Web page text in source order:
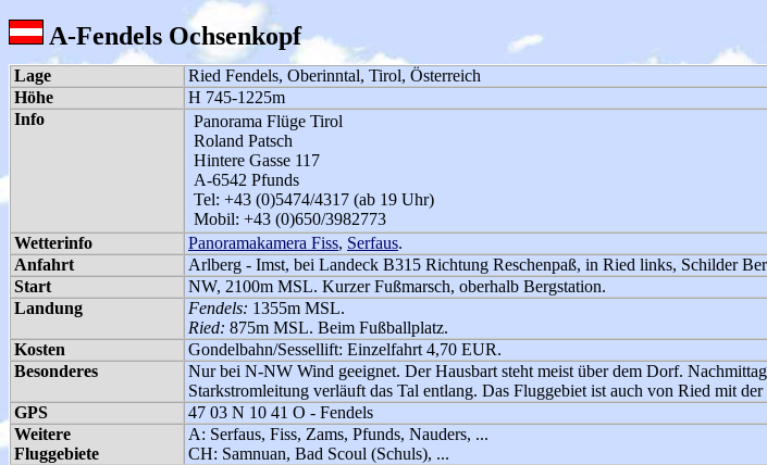
A-Fendels Ochsenkopf
Lage
Ried Fendels, Oberinntal, Tirol, Österreich
Höhe
H 745-1225m
Info
Panorama Flüge Tirol
Roland Patsch
Hintere Gasse 117
A-6542 Pfunds
Tel: +43 (0)5474/4317 (ab 19 Uhr)
Mobil: +43 (0)650/3982773
Wetterinfo Panoramakamera Fiss, Serfaus.
Anfahrt
Arlberg - Imst, bei Landeck B315 Richtung Reschenpaß, in Ried links, Schilder
Start
NW, 2100m MSL. Kurzer Fußmarsch, oberhalb Bergstation.
Landung
Fendels: 1355m MSL.
Ried: 875m MSL. Beim Fußballplatz.
Kosten
Gondelbahn/Sessellift: Einzelfahrt 4,70 EUR.
Besonderes
Nur bei N-NW Wind geeignet. Der Hausbart steht meist über dem Dorf.
Starkstromleitung verläuft das Tal entlang. Das Fluggebiet ist auch von Ried mit der
GPS
47 03 N 10 41 O - Fendels
Weitere
Fluggebiete
A: Serfaus, Fiss, Zams, Pfunds, Nauders, ...
CH: Samnuan, Bad Scoul (Schuls), ...